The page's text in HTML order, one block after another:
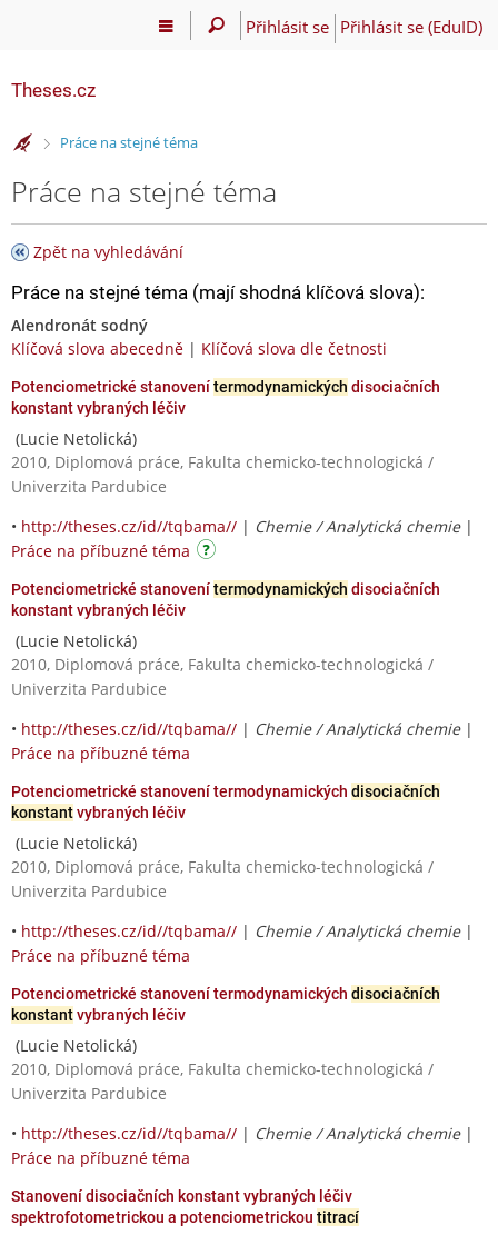
Přihlásit se Přihlásit se (EduID)
Theses.cz
>Práce na stejné téma
Práce na stejné téma
Zpět na vyhledávání
Práce na stejné téma (mají shodná klíčová slova):
Alendronát sodný
Klíčová slova abecedně | Klíčová slova dle četnosti
Potenciometrické stanovenítermodynamických disociačních
konstant vybraných léčiv
(Lucie Netolická)
2010, Diplomová práce, Fakulta chemicko-technologická /
Univerzita Pardubice
• http://theses.cz/id//tqbama// | Chemie / Analytická chemie|
Práce na příbuzné téma
Potenciometrické stanovenítermodynamických disociačních
konstant vybraných léčiv
(Lucie Netolická)
2010, Diplomová práce, Fakulta chemicko-technologická /
Univerzita Pardubice
• http://theses.cz/id//tqbama// | Chemie / Analytická chemie|
Práce na příbuzné téma
Potenciometrické stanovení termodynamických disociačních
konstantvybraných léčiv
(Lucie Netolická)
2010, Diplomová práce, Fakulta chemicko-technologická /
Univerzita Pardubice
• http://theses.cz/id//tqbama// | Chemie / Analytická chemie|
Práce na příbuzné téma
Potenciometrické stanovení termodynamických disociačních
konstantvybraných léčiv
(Lucie Netolická)
2010, Diplomová práce, Fakulta chemicko-technologická /
Univerzita Pardubice
• http://theses.cz/id//tqbama// | Chemie / Analytická chemie|
Práce na příbuzné téma
Stanovení disociačních konstant vybraných léčiv
spektrofotometrickou a potenciometrickou titrací